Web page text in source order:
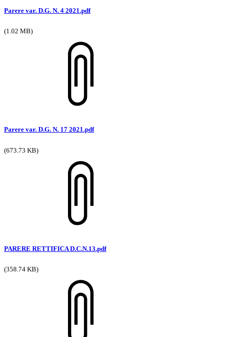
Parere var. D.G. N. 4 2021.pdf
(1.02 MB)
Parere var. D.G. N. 17 2021.pdf
(673.73 KB)
PARERE RETTIFICA D.C.N.13.pdf
(358.74 KB)